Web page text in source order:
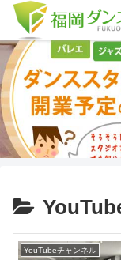
YouTubeチャンネル